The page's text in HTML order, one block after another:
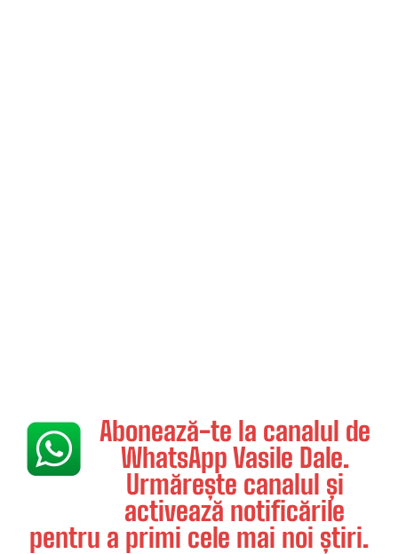
Abonează-te la canalul de
WhatsApp Vasile Dale.
Urmărește canalul și
activează notificările
pentru a primi cele mai noi știri.